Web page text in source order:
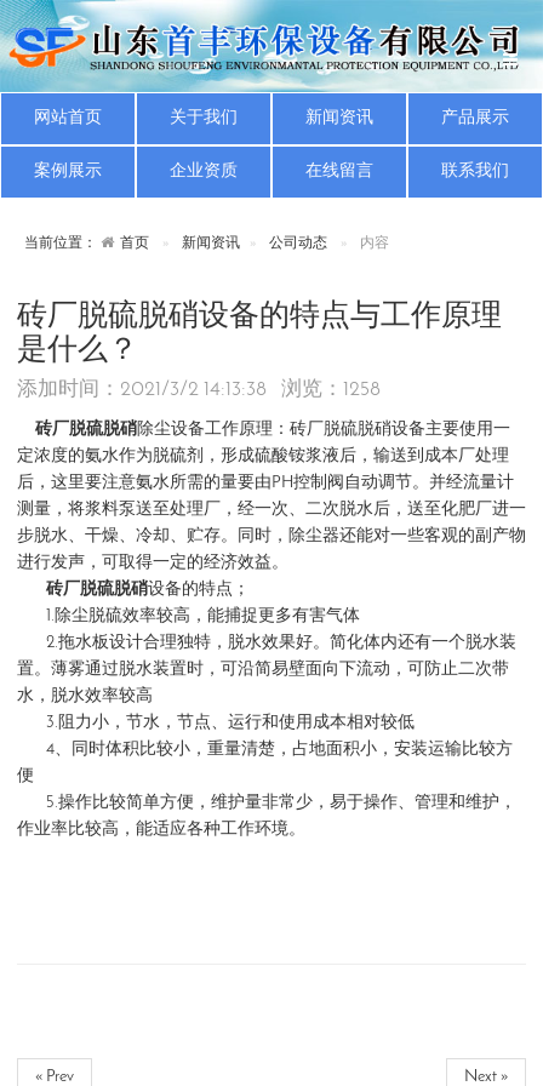
网站首页 关于我们 新闻资讯 产品展示
案例展示 企业资质 在线留言 联系我们
当前位置： 首页 新闻资讯 公司动态 内容
砖厂脱硫脱硝设备的特点与工作原理
是什么？
添加时间：2021/3/2 14:13:38 浏览： 1258
砖厂脱硫脱硝除尘设备工作原理：砖厂脱硫脱硝设备主要使用一
定浓度的氨水作为脱硫剂，形成硫酸铵浆液后，输送到成本厂处理
后，这里要注意氨水所需的量要由PH控制阀自动调节。并经流量计
测量，将浆料泵送至处理厂，经一次、二次脱水后，送至化肥厂进一
步脱水、干燥、冷却、贮存。同时，除尘器还能对一些客观的副产物
进行发声，可取得一定的经济效益。
砖厂脱硫脱硝设备的特点；
1.除尘脱硫效率较高，能捕捉更多有害气体
2.拖水板设计合理独特，脱水效果好。简化体内还有一个脱水装
置。薄雾通过脱水装置时，可沿简易壁面向下流动，可防止二次带
水，脱水效率较高
3.阻力小，节水，节点、运行和使用成本相对较低
4、同时体积比较小，重量清楚，占地面积小，安装运输比较方
便
5.操作比较简单方便，维护量非常少，易于操作、管理和维护，
作业率比较高，能适应各种工作环境。
« Prev Next »